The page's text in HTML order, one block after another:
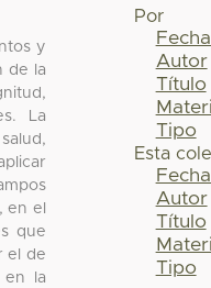
y
de la
La
en el
que
el de
en la
Por
Autor
Título
Tipo
Esta
Autor
Título
Tipo